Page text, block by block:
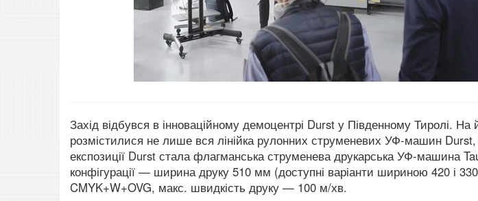
Захід відбувся в інноваційному демоцентрі Durst у Південному Тиролі. На
розмістилися не лише вся лінійка рулонних струменевих УФ-машин
експозиції Durst стала флагманська струменева друкарська УФ-машина
конфігурації — ширина друку 510 мм (доступні варіанти шириною 420 і
CMYK+W+OVG, макс. швидкість друку — 100 м/хв.